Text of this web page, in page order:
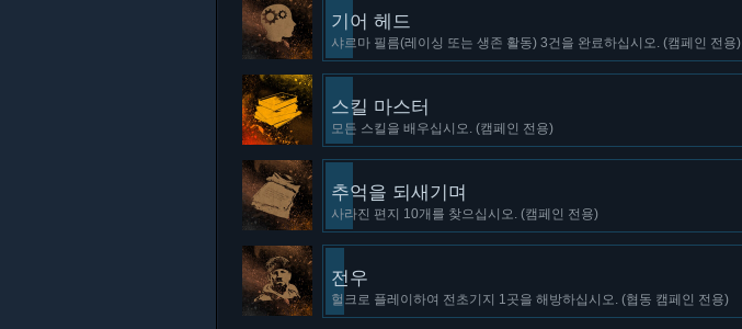
기어 헤드
샤르마 필름(레이싱 또는 생존 활동) 3건을 완료하십시오. (캠페인 전용)
스킬 마스터
모든 스킬을 배우십시오. (캠페인 전용)
추억을 되새기며
사라진 편지 10개를 찾으십시오. (캠페인 전용)
전우
헐크로 플레이하여 전초기지 1곳을 해방하십시오. (협동 캠페인 전용)